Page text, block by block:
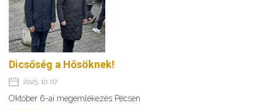
Dicsőség a Hősöknek!
2025. 10. 07.
Október 6-ai megemlékezés Pécsen